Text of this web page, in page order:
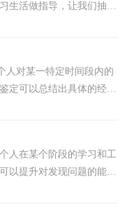
生活做指导，让我们抽出
如何写...
人对某一特定时间段内的
定可以总结出具体的经
知道自我鉴...
人在某个阶段的学习和工
以提升对发现问题的能
是自我鉴...